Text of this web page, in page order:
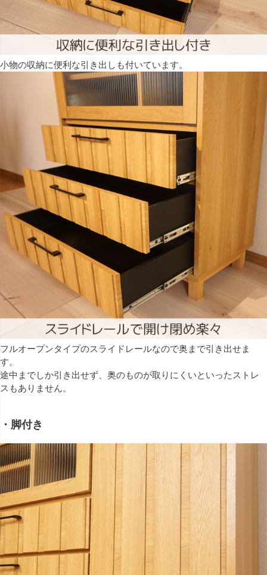
小物の収納に便利な引き出しも付いています。
フルオープンタイプのスライドレールなので奥まで引き出せま
す。
途中までしか引き出せず、奥のものが取りにくいといったストレ
スもありません。
・脚付き